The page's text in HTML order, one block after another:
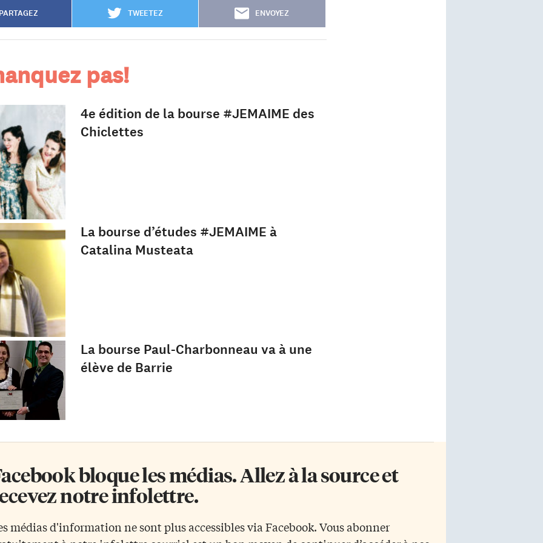
TWEETEZ ENVOYEZ
pas!
4e édition de la bourse #JEMAIME des
Chiclettes
La bourse d’études #JEMAIME à
Catalina Musteata
La bourse Paul-Charbonneau va à une
élève de Barrie
bloque les médias. Allez à la source et
notre infolettre.
médias d'information ne sont plus accessibles via Facebook. Vous abonner